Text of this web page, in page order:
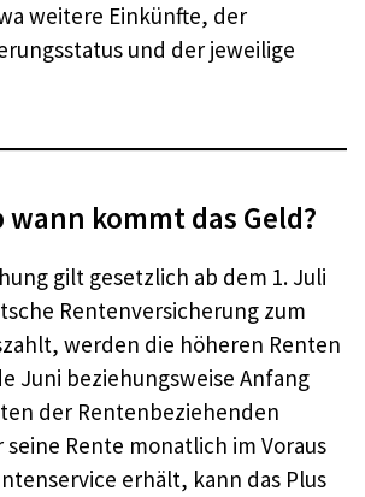
weitere Einkünfte, der
und der jeweilige
kommt das Geld?
gilt gesetzlich ab dem 1. Juli
Rentenversicherung zum
werden die höheren Renten
Juni beziehungsweise Anfang
der Rentenbeziehenden
seine Rente monatlich im Voraus
erhält, kann das Plus